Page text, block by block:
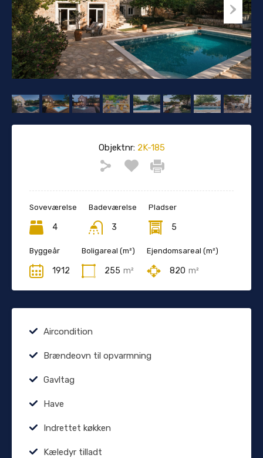
Objektnr:2K-185
Soveværelse
4
Badeværelse
3
Pladser
5
Byggeår
1912
Boligareal (m²)
255 m²
Ejendomsareal (m²)
820 m²
Aircondition
Brændeovn til opvarmning
Gavltag
Have
Indrettet køkken
Kæledyr tilladt